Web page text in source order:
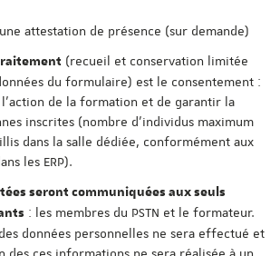
attestation de présence (sur demande)
(recueil et conservation limitée
du formulaire) est le consentement :
de la formation et de garantir la
inscrites (nombre d'individus maximum
dans la salle dédiée, conformément aux
les ERP).
seront communiquées aux seuls
: les membres du PSTN et le formateur.
données personnelles ne sera effectué et